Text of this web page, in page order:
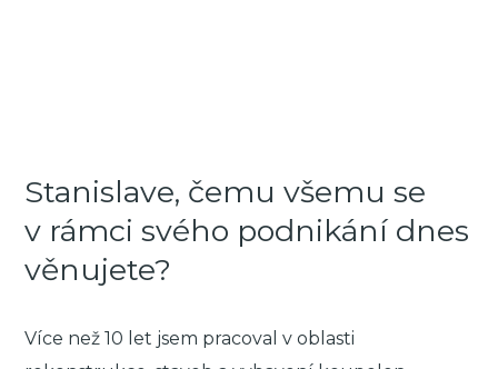
Stanislave, čemu všemu se
v rámci svého podnikání dnes
věnujete?
Více než 10 let jsem pracoval v oblasti